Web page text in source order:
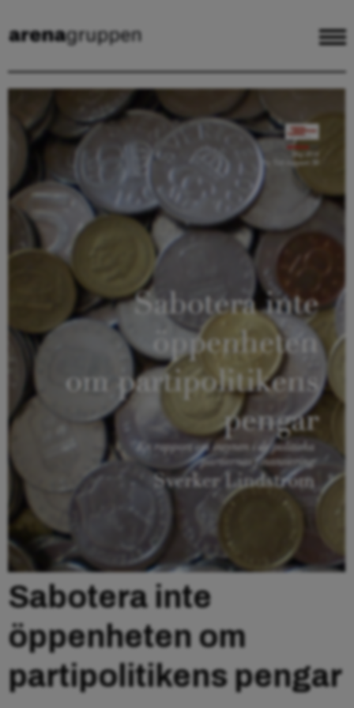
Sabotera inte
öppenheten om
partipolitikens pengar